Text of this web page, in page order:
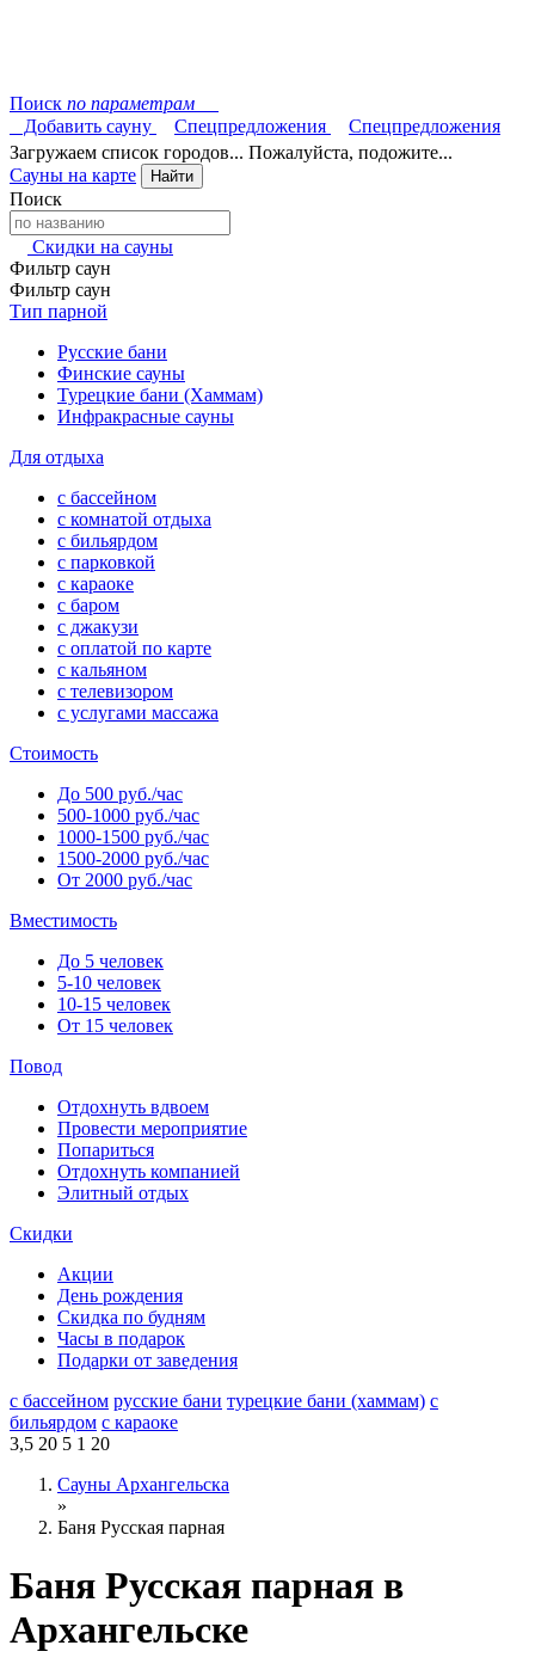
Поиск по параметрам
Добавить сауну
Спецпредложения
Спецпредложения
Загружаем список городов... Пожалуйста, подожите...
Сауны на карте
Найти
Поиск
Скидки на сауны
Фильтр саун
Фильтр саун
Тип парной
Русские бани
Финские сауны
Турецкие бани (Хаммам)
Инфракрасные сауны
Для отдыха
с бассейном
с комнатой отдыха
с бильярдом
с парковкой
с караоке
с баром
с джакузи
с оплатой по карте
с кальяном
с телевизором
с услугами массажа
Стоимость
До 500 руб./час
500-1000 руб./час
1000-1500 руб./час
1500-2000 руб./час
От 2000 руб./час
Вместимость
До 5 человек
5-10 человек
10-15 человек
От 15 человек
Повод
Отдохнуть вдвоем
Провести мероприятие
Попариться
Отдохнуть компанией
Элитный отдых
Скидки
Акции
День рождения
Скидка по будням
Часы в подарок
Подарки от заведения
с бассейном русские бани турецкие бани (хаммам) с
бильярдом с караоке
3,5 20 5 1 20
Сауны Архангельска
»
Баня Русская парная
Баня Русская парная в
Архангельске